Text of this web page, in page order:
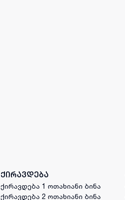
ქირავდება
ქირავდება 1 ოთახიანი ბინა
ქირავდება 2 ოთახიანი ბინა